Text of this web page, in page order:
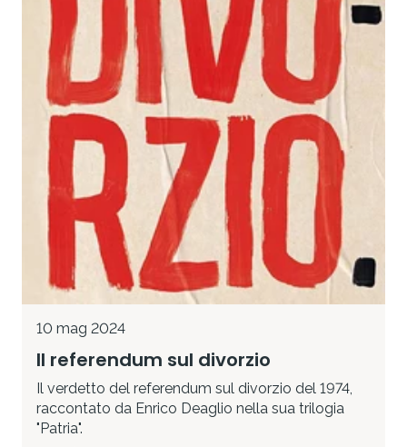
10 mag 2024
Il referendum sul divorzio
Il verdetto del referendum sul divorzio del 1974,
raccontato da Enrico Deaglio nella sua trilogia
"Patria".